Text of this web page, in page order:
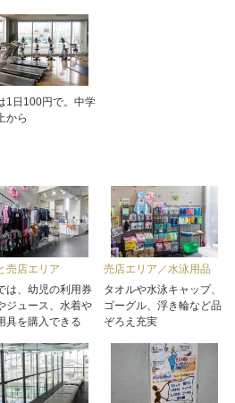
1日100円で。中学
から
売店エリア
は、幼児の利用券
ジュース、水着や
具を購入できる
売店エリア／水泳用品
タオルや水泳キャップ、
ゴーグル、浮き輪など品
ぞろえ充実